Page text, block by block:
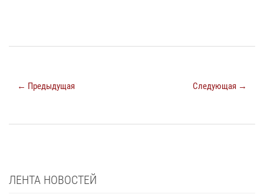
← Предыдущая Следующая →
ЛЕНТА НОВОСТЕЙ